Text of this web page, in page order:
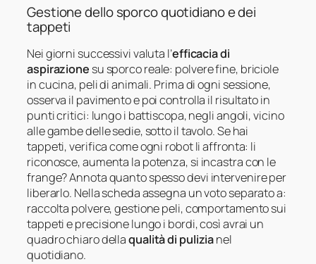
Gestione dello sporco quotidiano e dei
tappeti
Nei giorni successivi valuta l’efficacia di
aspirazione su sporco reale: polvere fine, briciole
in cucina, peli di animali. Prima di ogni sessione,
osserva il pavimento e poi controlla il risultato in
punti critici: lungo i battiscopa, negli angoli, vicino
alle gambe delle sedie, sotto il tavolo. Se hai
tappeti, verifica come ogni robot li affronta: li
riconosce, aumenta la potenza, si incastra con le
frange? Annota quanto spesso devi intervenire per
liberarlo. Nella scheda assegna un voto separato a:
raccolta polvere, gestione peli, comportamento sui
tappeti e precisione lungo i bordi, così avrai un
quadro chiaro dellaqualità di pulizianel
quotidiano.